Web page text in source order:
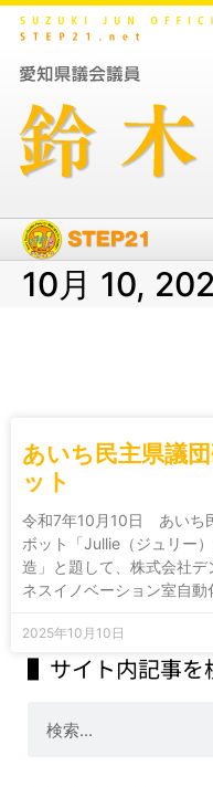
10月 10,
あいち民主県議
ット
令和7年10月10日 あいち
ボット「Jullie（ジュリー
造」と題して、株式会社
ネスイノベーション室自動
2025年10月10日
▌サイト内記事を